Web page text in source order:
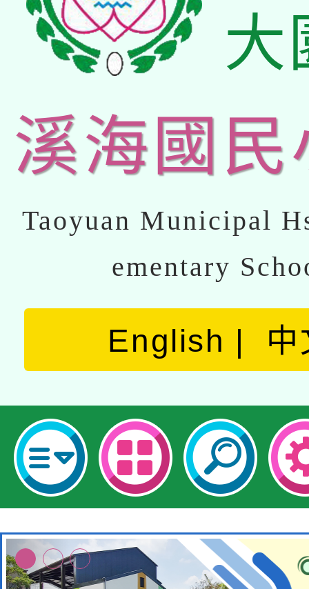
大
溪海國民
Taoyuan Municipal
ementary
English 中